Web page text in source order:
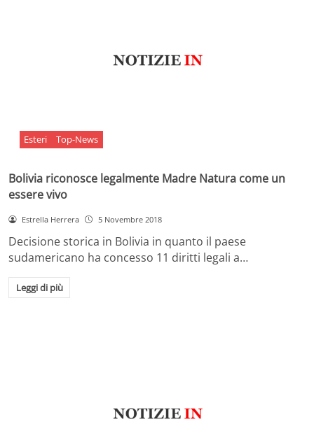
Esteri Top-News
Bolivia riconosce legalmente Madre Natura come un
essere vivo
Estrella Herrera 5 Novembre 2018
Decisione storica in Bolivia in quanto il paese
sudamericano ha concesso 11 diritti legali a…
Leggi di più